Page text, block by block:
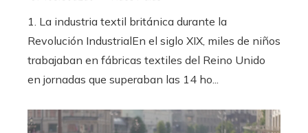
1. La industria textil británica durante la
Revolución IndustrialEn el siglo XIX, miles de niños
trabajaban en fábricas textiles del Reino Unido
en jornadas que superaban las 14 ho...